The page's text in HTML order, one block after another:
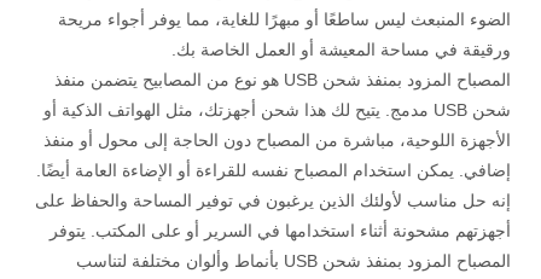
الضوء المنبعث ليس ساطعًا أو مبهرًا للغاية، مما يوفر أجواء مريحة
ورقيقة في مساحة المعيشة أو العمل الخاصة بك.
المصباح المزود بمنفذ شحن USB هو نوع من المصابيح يتضمن منفذ
شحن USB مدمج. يتيح لك هذا شحن أجهزتك، مثل الهواتف الذكية أو
الأجهزة اللوحية، مباشرة من المصباح دون الحاجة إلى محول أو منفذ
إضافي. يمكن استخدام المصباح نفسه للقراءة أو الإضاءة العامة أيضًا.
إنه حل مناسب لأولئك الذين يرغبون في توفير المساحة والحفاظ على
أجهزتهم مشحونة أثناء استخدامها في السرير أو على المكتب. يتوفر
المصباح المزود بمنفذ شحن USB بأنماط وألوان مختلفة لتناسب